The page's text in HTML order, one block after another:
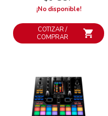
¡No disponible!
COTIZAR /
COMPRAR